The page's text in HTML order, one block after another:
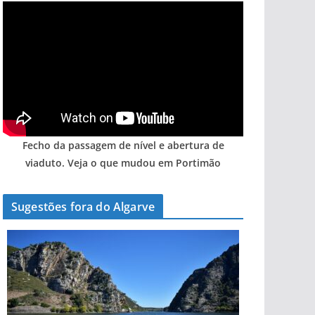
Fecho da passagem de nível e abertura de
viaduto. Veja o que mudou em Portimão
Sugestões fora do Algarve